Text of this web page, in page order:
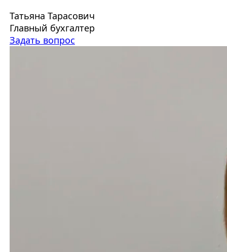
Татьяна Тарасович
Главный бухгалтер
Задать вопрос